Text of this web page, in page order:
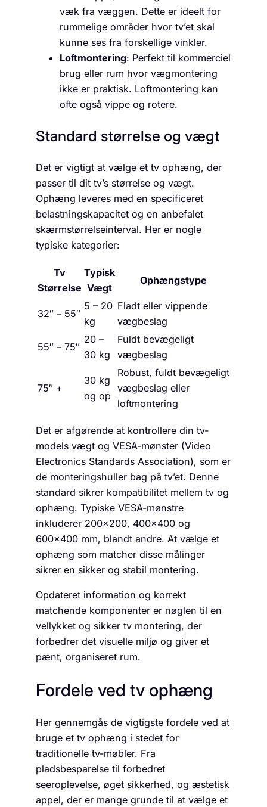
væk fra væggen. Dette er ideelt for
rummelige områder hvor tv’et skal
kunne ses fra forskellige vinkler.
Loftmontering: Perfekt til kommerciel
brug eller rum hvor vægmontering
ikke er praktisk. Loftmontering kan
ofte også vippe og rotere.
Standard størrelse og vægt
Det er vigtigt at vælge et tv ophæng, der
passer til dit tv’s størrelse og vægt.
Ophæng leveres med en specificeret
belastningskapacitet og en anbefalet
skærmstørrelseinterval. Her er nogle
typiske kategorier:
Tv
Størrelse
Typisk
Vægt
Ophængstype
32″ – 55″
5 – 20
kg
Fladt eller vippende
vægbeslag
55″ – 75″
20 –
30 kg
Fuldt bevægeligt
vægbeslag
75″ +
30 kg
og op
Robust, fuldt bevægeligt
vægbeslag eller
loftmontering
Det er afgørende at kontrollere din tv-
models vægt og VESA-mønster (Video
Electronics Standards Association), som er
de monteringshuller bag på tv’et. Denne
standard sikrer kompatibilitet mellem tv og
ophæng. Typiske VESA-mønstre
inkluderer 200×200, 400×400 og
600×400 mm, blandt andre. At vælge et
ophæng som matcher disse målinger
sikrer en sikker og stabil montering.
Opdateret information og korrekt
matchende komponenter er nøglen til en
vellykket og sikker tv montering, der
forbedrer det visuelle miljø og giver et
pænt, organiseret rum.
Fordele ved tv ophæng
Her gennemgås de vigtigste fordele ved at
bruge et tv ophæng i stedet for
traditionelle tv-møbler. Fra
pladsbesparelse til forbedret
seeroplevelse, øget sikkerhed, og æstetisk
appel, der er mange grunde til at vælge et